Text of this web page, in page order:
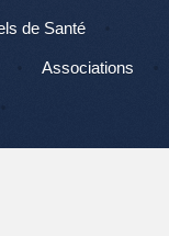
de Santé
Associations